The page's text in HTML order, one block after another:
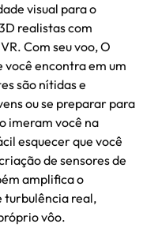
visual para o
realistas com
Com seu voo, O
você encontra em um
são nítidas e
ou se preparar para
imeram você na
esquecer que você
de sensores de
amplifica o
turbulência real,
vôo.